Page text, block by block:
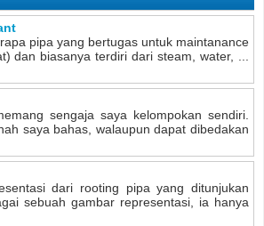
pipa yang bertugas untuk maintanance
dan biasanya terdiri dari steam, water, ...
sengaja saya kelompokan sendiri.
saya bahas, walaupun dapat dibedakan
dari rooting pipa yang ditunjukan
sebuah gambar representasi, ia hanya